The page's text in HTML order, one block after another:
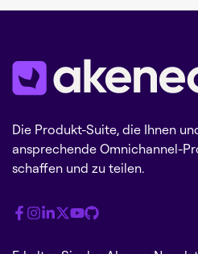
Die Produkt-Suite, die Ihnen
ansprechende Omnichannel-
schaffen und zu teilen.